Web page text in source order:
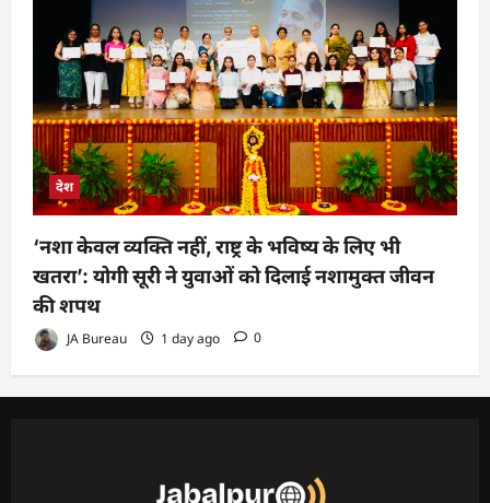
देश
‘नशा केवल व्यक्ति नहीं, राष्ट्र के भविष्य के लिए भी
खतरा’: योगी सूरी ने युवाओं को दिलाई नशामुक्त जीवन
की शपथ
JA Bureau 1 day ago 0